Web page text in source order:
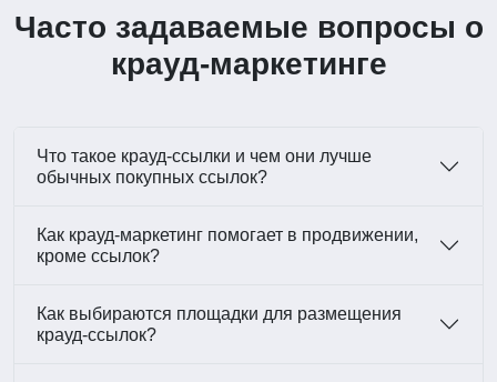
Часто задаваемые вопросы о
крауд-маркетинге
Что такое крауд-ссылки и чем они лучше
обычных покупных ссылок?
Как крауд-маркетинг помогает в продвижении,
кроме ссылок?
Как выбираются площадки для размещения
крауд-ссылок?